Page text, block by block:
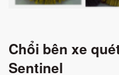
Chổi bên xe
Sentinel